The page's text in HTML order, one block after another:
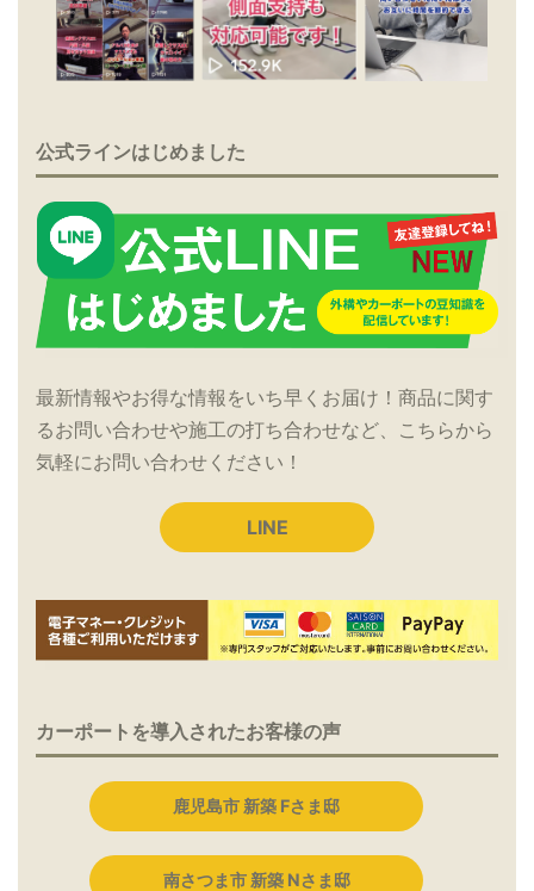
公式ラインはじめました
最新情報やお得な情報をいち早くお届け！商品に関す
るお問い合わせや施工の打ち合わせなど、こちらから
気軽にお問い合わせください！
LINE
カーポートを導入されたお客様の声
鹿児島市 新築 Fさま邸
南さつま市 新築 Nさま邸